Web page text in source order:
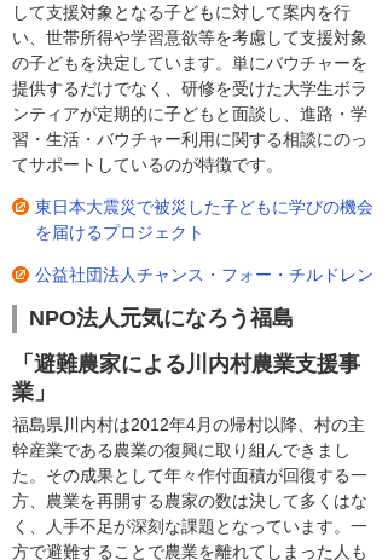
して支援対象となる子どもに対して案内を行
い、世帯所得や学習意欲等を考慮して支援対象
の子どもを決定しています。単にバウチャーを
提供するだけでなく、研修を受けた大学生ボラ
ンティアが定期的に子どもと面談し、進路・学
習・生活・バウチャー利用に関する相談にのっ
てサポートしているのが特徴です。
東日本大震災で被災した子どもに学びの機会
を届けるプロジェクト
公益社団法人チャンス・フォー・チルドレン
NPO法人元気になろう福島
「避難農家による川内村農業支援事
業」
福島県川内村は2012年4月の帰村以降、村の主
幹産業である農業の復興に取り組んできまし
た。その成果として年々作付面積が回復する一
方、農業を再開する農家の数は決して多くはな
く、人手不足が深刻な課題となっています。一
方で避難することで農業を離れてしまった人も